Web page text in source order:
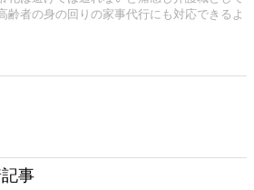
齢者の身の回りの家事代行にも対応できるよ
事